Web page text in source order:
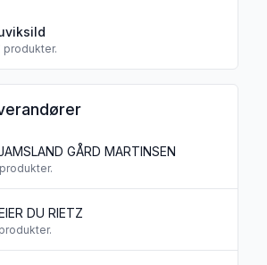
Juviksild"
produkter.
GÅRD MARTINSEN
DU RIETZ